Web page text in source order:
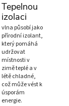
Tepelnou
izolaci
vlna působí jako
přírodní izolant,
který pomáhá
udržovat
místnosti v
zimě teplé a v
létě chladné,
což může vést k
úsporám
energie.